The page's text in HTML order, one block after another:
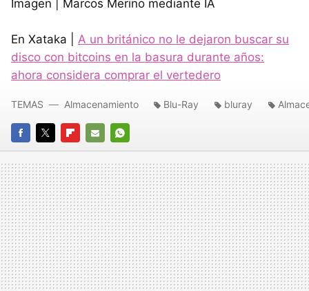
Imagen | Marcos Merino mediante IA
En Xataka | A un británico no le dejaron buscar su
disco con bitcoins en la basura durante años:
ahora considera comprar el vertedero
FACEBOOK
TWITTERFLIPBOARD
E-
MAIL
WHATSAPP
TEMAS Almacenamiento Blu-Ray bluray